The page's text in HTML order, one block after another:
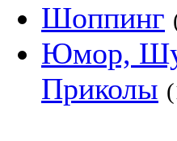
Шоппинг
Юмор,
Приколы